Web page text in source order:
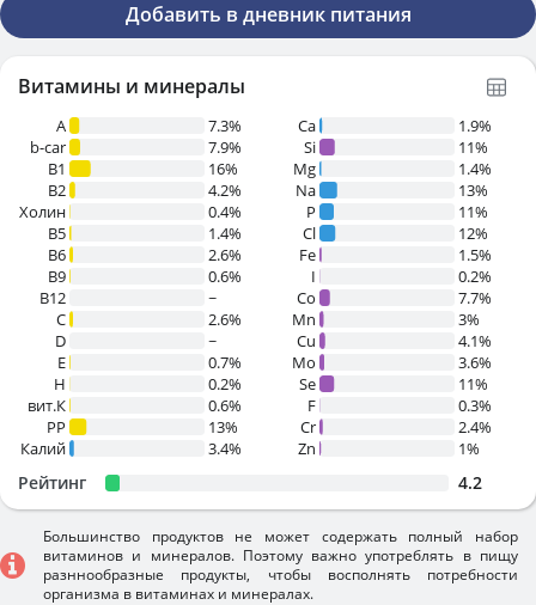
Добавить в дневник питания
Витамины и минералы
A
7.3%
b-car
7.9%
В1
16%
B2
4.2%
Холин
0.4%
B5
1.4%
B6
2.6%
B9
0.6%
B12
~
C
2.6%
D
~
E
0.7%
H
0.2%
вит.К
0.6%
PP
13%
Калий
3.4%
Ca
1.9%
Si
11%
Mg
1.4%
Na
13%
P
11%
Cl
12%
Fe
1.5%
I
0.2%
Co
7.7%
Mn
3%
Cu
4.1%
Mo
3.6%
Se
11%
F
0.3%
Cr
2.4%
Zn
1%
Рейтинг 4.2
Большинство продуктов не может содержать полный набор
витаминов и минералов. Поэтому важно употреблять в пищу
разннообразные продукты, чтобы восполнять потребности
организма в витаминах и минералах.